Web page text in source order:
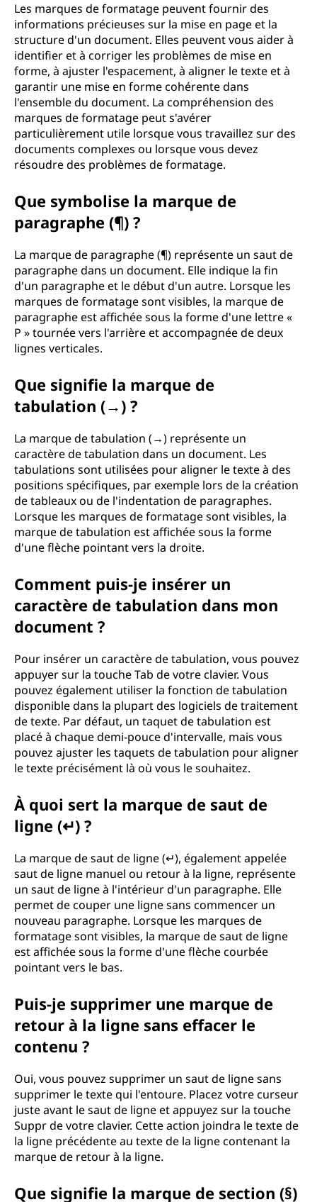
Les marques de formatage peuvent fournir des
informations précieuses sur la mise en page et la
structure d'un document. Elles peuvent vous aider à
identifier et à corriger les problèmes de mise en
forme, à ajuster l'espacement, à aligner le texte et à
garantir une mise en forme cohérente dans
l'ensemble du document. La compréhension des
marques de formatage peut s'avérer
particulièrement utile lorsque vous travaillez sur des
documents complexes ou lorsque vous devez
résoudre des problèmes de formatage.
Que symbolise la marque de
paragraphe (¶) ?
La marque de paragraphe (¶) représente un saut de
paragraphe dans un document. Elle indique la fin
d'un paragraphe et le début d'un autre. Lorsque les
marques de formatage sont visibles, la marque de
paragraphe est affichée sous la forme d'une lettre «
P » tournée vers l'arrière et accompagnée de deux
lignes verticales.
Que signifie la marque de
tabulation (→) ?
La marque de tabulation (→) représente un
caractère de tabulation dans un document. Les
tabulations sont utilisées pour aligner le texte à des
positions spécifiques, par exemple lors de la création
de tableaux ou de l'indentation de paragraphes.
Lorsque les marques de formatage sont visibles, la
marque de tabulation est affichée sous la forme
d'une flèche pointant vers la droite.
Comment puis-je insérer un
caractère de tabulation dans mon
document ?
Pour insérer un caractère de tabulation, vous pouvez
appuyer sur la touche Tab de votre clavier. Vous
pouvez également utiliser la fonction de tabulation
disponible dans la plupart des logiciels de traitement
de texte. Par défaut, un taquet de tabulation est
placé à chaque demi-pouce d'intervalle, mais vous
pouvez ajuster les taquets de tabulation pour aligner
le texte précisément là où vous le souhaitez.
À quoi sert la marque de saut de
ligne (↵) ?
La marque de saut de ligne (↵), également appelée
saut de ligne manuel ou retour à la ligne, représente
un saut de ligne à l'intérieur d'un paragraphe. Elle
permet de couper une ligne sans commencer un
nouveau paragraphe. Lorsque les marques de
formatage sont visibles, la marque de saut de ligne
est affichée sous la forme d'une flèche courbée
pointant vers le bas.
Puis-je supprimer une marque de
retour à la ligne sans effacer le
contenu ?
Oui, vous pouvez supprimer un saut de ligne sans
supprimer le texte qui l'entoure. Placez votre curseur
juste avant le saut de ligne et appuyez sur la touche
Suppr de votre clavier. Cette action joindra le texte de
la ligne précédente au texte de la ligne contenant la
marque de retour à la ligne.
Que signifie la marque de section (§)